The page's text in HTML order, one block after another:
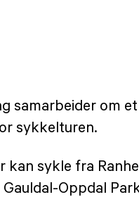
samarbeider om
sykkelturen.
sykle fra
Oppdal